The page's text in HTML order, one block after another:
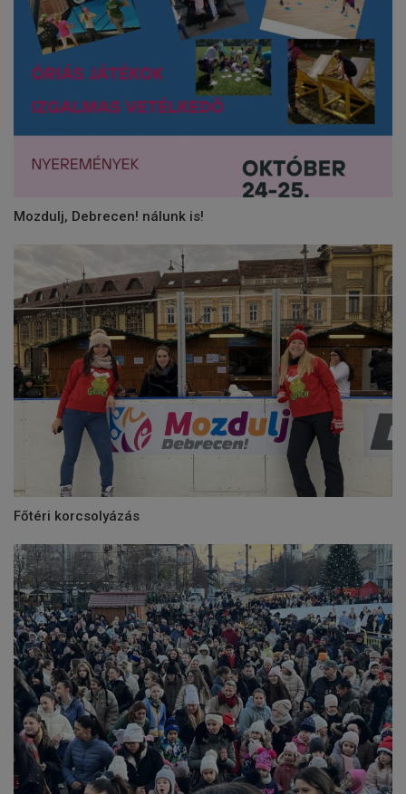
Mozdulj, Debrecen! nálunk is!
Főtéri korcsolyázás